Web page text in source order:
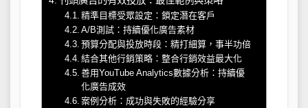
精準目標受眾設定：鎖定潛在客戶
A/B測試：持續優化廣告素材
預算分配與投放時段：精打細算，事半功倍
結合其他行銷策略：整合行銷效益最大化
善用YouTube Analytics數據分析：持續優
化廣告成效
案例分析：成功與失敗的經驗分享